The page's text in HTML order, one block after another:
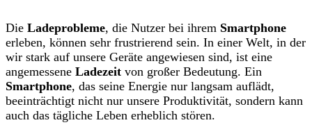
Die Ladeprobleme, die Nutzer bei ihrem Smartphone
erleben, können sehr frustrierend sein. In einer Welt, in der
wir stark auf unsere Geräte angewiesen sind, ist eine
angemessene Ladezeit von großer Bedeutung. Ein
Smartphone, das seine Energie nur langsam auflädt,
beeinträchtigt nicht nur unsere Produktivität, sondern kann
auch das tägliche Leben erheblich stören.